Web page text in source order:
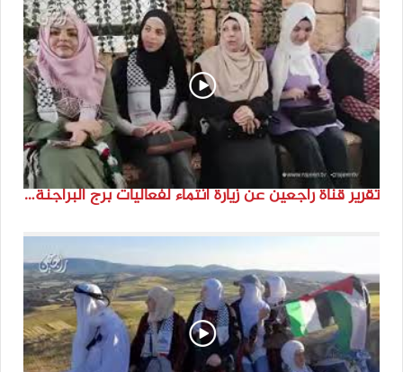
تقرير قناة راجعين عن زيارة انتماء لفعاليات برج البراجنة اعداد جنى شحرور